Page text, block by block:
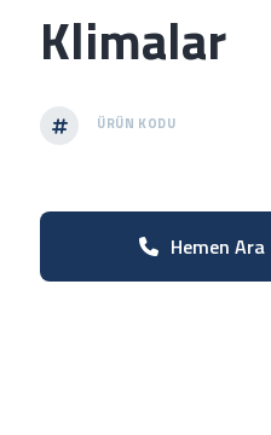
Klimalar
ÜRÜN KODU
Hemen Ara